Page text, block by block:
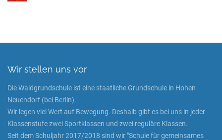
Wir stellen uns vor
Die Waldgrundschule ist eine staatliche Grundschule in Hohen
Neuendorf (bei Berlin).
Wir legen viel Wert auf Bewegung. Deshalb gibt es bei uns in jeder
Klassenstufe zwei Sportklassen und zwei reguläre Klassen.
Seit dem Schuljahr 2017/2018 sind wir "Schule für gemeinsames